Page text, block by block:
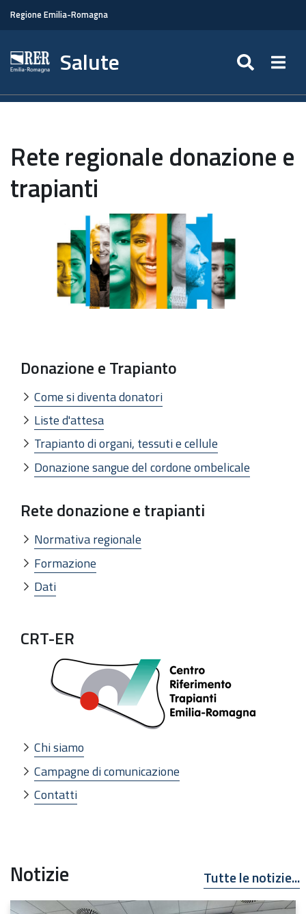
Regione Emilia-Romagna
Salute
Rete regionale donazione e
trapianti
Donazione e Trapianto
Come si diventa donatori
Liste d'attesa
Trapianto di organi, tessuti e cellule
Donazione sangue del cordone ombelicale
Rete donazione e trapianti
Normativa regionale
Formazione
Dati
CRT-ER
Chi siamo
Campagne di comunicazione
Contatti
Notizie Tutte le notizie...